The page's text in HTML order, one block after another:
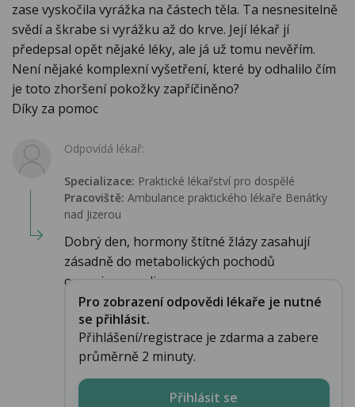
zase vyskočila vyrážka na částech těla. Ta nesnesitelně
svědí a škrabe si vyrážku až do krve. Její lékař jí
předepsal opět nějaké léky, ale já už tomu nevěřím.
Není nějaké komplexní vyšetření, které by odhalilo čím
je toto zhoršení pokožky zapříčiněno?
Díky za pomoc
Odpovídá lékař:
Specializace: Praktické lékařství pro dospělé
Pracoviště: Ambulance praktického lékaře Benátky
nad Jizerou
Dobrý den, hormony štítné žlázy zasahují
zásadně do metabolických pochodů
organizmu, ovli...
Pro zobrazení odpovědi lékaře je nutné
se přihlásit.
Přihlášení/registrace je zdarma a zabere
průměrně 2 minuty.
Přihlásit se